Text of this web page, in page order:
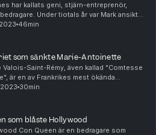
har kallats geni, stjärn-entreprenör,
Under tiotals år var Mark ansiktet
Herbalife. Ett pyramidspel som lovar
46min
som sänkte Marie-Antoinette
Valois-Saint-Rémy, även kallad "Comtesse
är en av Frankrikes mest ökända
En kvinna som ljög och bluffade sig från
30min
som blåste Hollywood
Con Queen är en bedragare som